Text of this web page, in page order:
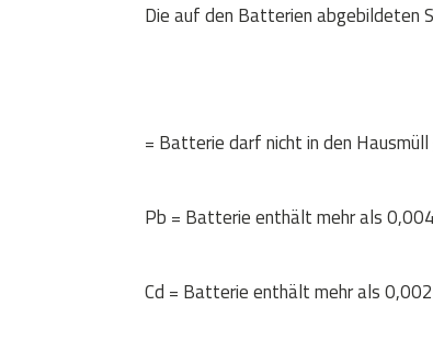
Die auf den Batterien abgebildeten
= Batterie darf nicht in den
Pb = Batterie enthält mehr als
Cd = Batterie enthält mehr als